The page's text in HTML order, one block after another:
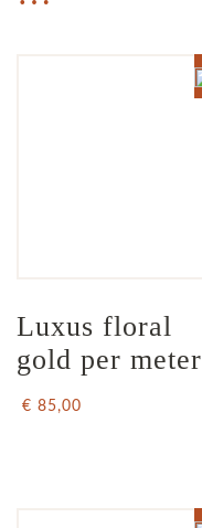
Luxus floral
gold per meter
€ 85,00